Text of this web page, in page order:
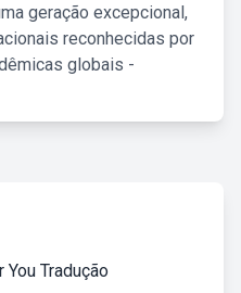
geração excepcional,
reconhecidas por
globais -
You Tradução